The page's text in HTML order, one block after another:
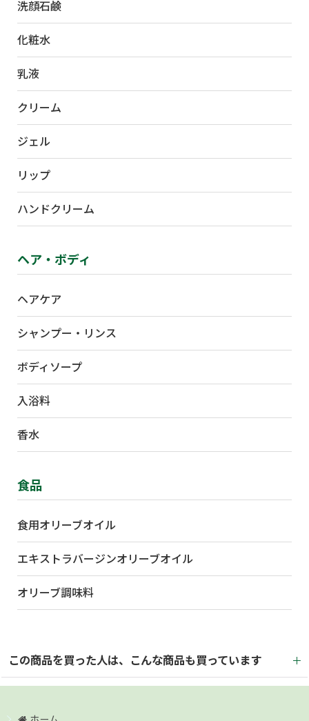
洗顔石鹸
化粧水
乳液
クリーム
ジェル
リップ
ハンドクリーム
ヘア・ボディ
ヘアケア
シャンプー・リンス
ボディソープ
入浴料
香水
食品
食用オリーブオイル
エキストラバージンオリーブオイル
オリーブ調味料
この商品を買った人は、こんな商品も買っています